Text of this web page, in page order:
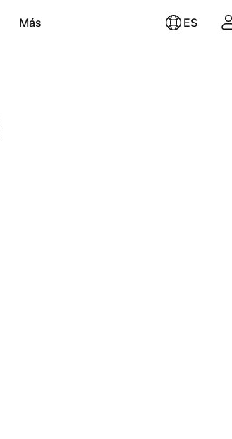
Más ES